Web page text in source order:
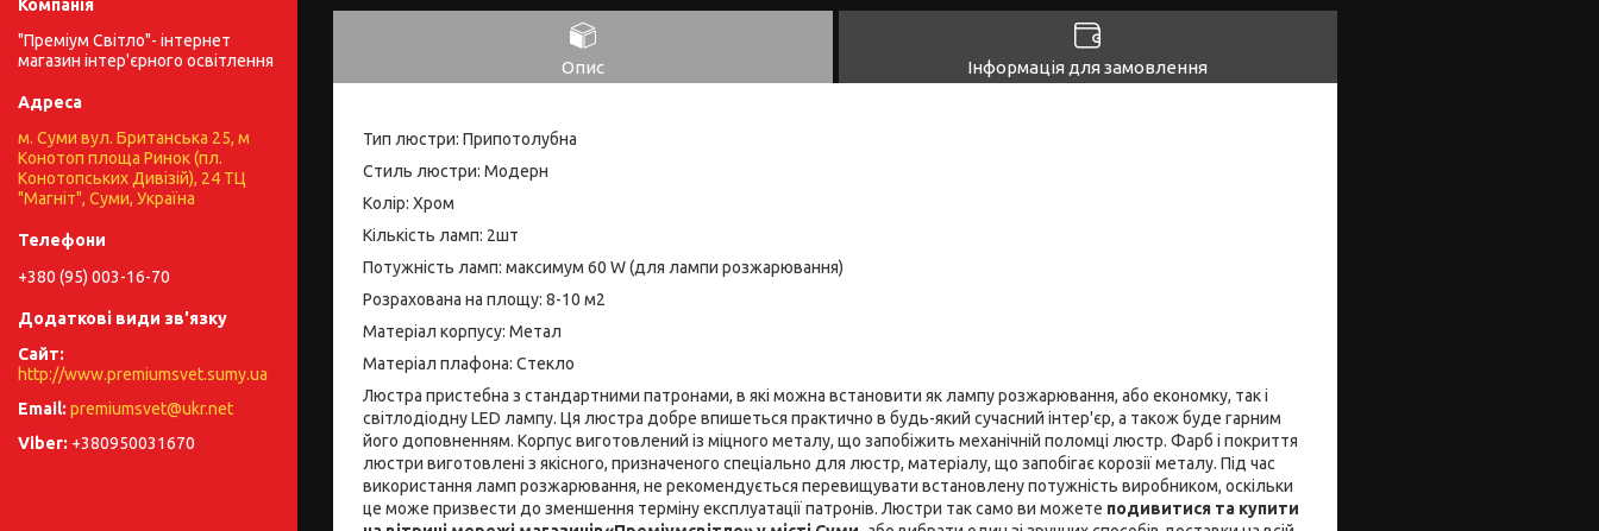
Опис Інформація для замовлення
Тип люстри: Припотолубна
Стиль люстри: Модерн
Колір: Хром
Кількість ламп: 2шт
Потужність ламп: максимум 60 W (для лампи розжарювання)
Розрахована на площу: 8-10 м2
Матеріал корпусу: Метал
Матеріал плафона: Стекло
Люстра пристебна з стандартними патронами, в які можна встановити як лампу розжарювання, або економку, так і
світлодіодну LED лампу. Ця люстра добре впишеться практично в будь-який сучасний інтер'єр, а також буде гарним
його доповненням. Корпус виготовлений із міцного металу, що запобіжить механічній поломці люстр. Фарб і покриття
люстри виготовлені з якісного, призначеного спеціально для люстр, матеріалу, що запобігає корозії металу. Під час
використання ламп розжарювання, не рекомендується перевищувати встановлену потужність виробником, оскільки
це може призвести до зменшення терміну експлуатації патронів. Люстри так само ви можете подивитися та купити
"Преміум Світло"- інтернет
магазин інтер'єрного освітлення
м. Суми вул. Британська 25, м
Конотоп площа Ринок (пл.
Конотопських Дивізій), 24 ТЦ
"Магніт", Суми, Україна
+380 (95) 003-16-70
http://www.premiumsvet.sumy.ua
premiumsvet@ukr.net
+380950031670